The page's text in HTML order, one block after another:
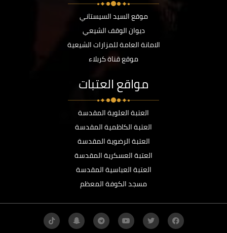
موقع السيد السيستاني
ديوان الوقف الشيعي
الامانة العامة للمزارات الشيعية
موقع قناة كربلاء
مواقع العتبات
العتبة العلوية المقدسة
العتبة الكاظمية المقدسة
العتبة الرضوية المقدسة
العتبة العسكرية المقدسة
العتبة العباسية المقدسة
مسجد الكوفة المعظم